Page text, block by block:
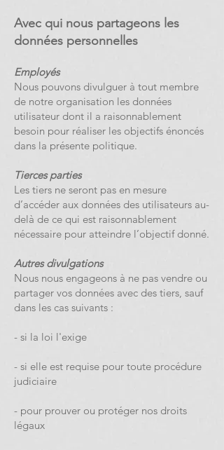
Avec qui nous partageons les
données personnelles
Employés
Nous pouvons divulguer à tout membre
de notre organisation les données
utilisateur dont il a raisonnablement
besoin pour réaliser les objectifs énoncés
dans la présente politique.
Tierces parties
Les tiers ne seront pas en mesure
d’accéder aux données des utilisateurs au-
delà de ce qui est raisonnablement
nécessaire pour atteindre l’objectif donné.
Autres divulgations
Nous nous engageons à ne pas vendre ou
partager vos données avec des tiers, sauf
dans les cas suivants :
- si la loi l'exige
- si elle est requise pour toute procédure
judiciaire
- pour prouver ou protéger nos droits
légaux